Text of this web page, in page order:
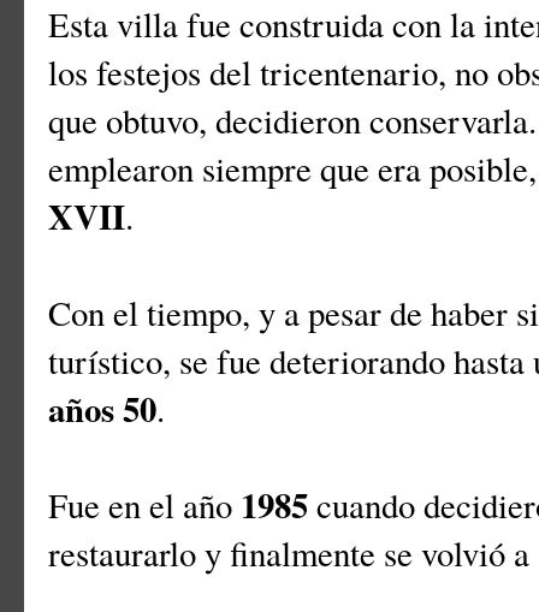
Esta villa fue construida con la
los festejos del tricentenario, no
que obtuvo, decidieron
emplearon siempre que era
XVII.
Con el tiempo, y a pesar de haber
turístico, se fue deteriorando
años 50.
Fue en el año 1985cuando
restaurarlo y finalmente se volvió